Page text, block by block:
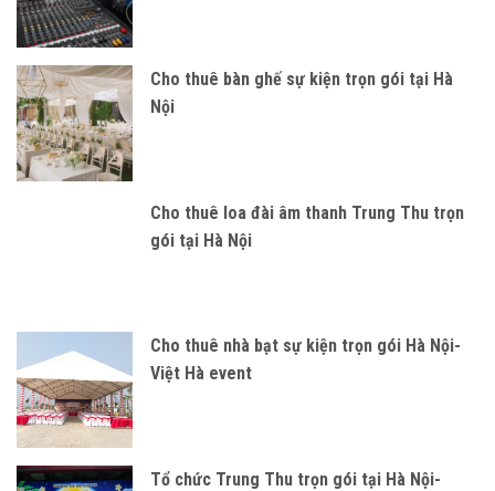
Cho thuê bàn ghế sự kiện trọn gói tại Hà
Nội
Cho thuê loa đài âm thanh Trung Thu trọn
gói tại Hà Nội
Cho thuê nhà bạt sự kiện trọn gói Hà Nội-
Việt Hà event
Tổ chức Trung Thu trọn gói tại Hà Nội-